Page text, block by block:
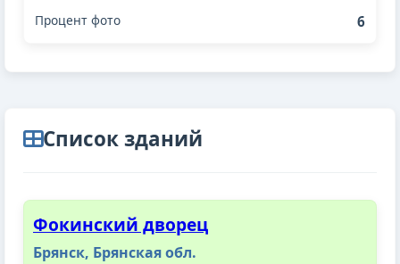
6
Cписок зданий
Фокинский дворец
Брянск, Брянская обл.